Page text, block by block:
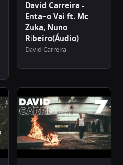
David Carreira -
Enta~o Vai ft. Mc
Zuka, Nuno
Ribeiro(Áudio)
David Carreira